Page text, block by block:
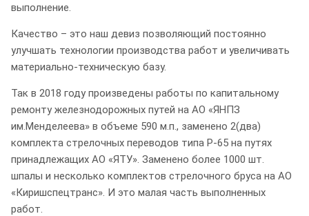
выполнение.
Качество – это наш девиз позволяющий постоянно
улучшать технологии производства работ и увеличивать
материально-техническую базу.
Так в 2018 году произведены работы по капитальному
ремонту железнодорожных путей на АО «ЯНПЗ
им.Менделеева» в объеме 590 м.п., заменено 2(два)
комплекта стрелочных переводов типа Р-65 на путях
принадлежащих АО «ЯТУ». Заменено более 1000 шт.
шпалы и несколько комплектов стрелочного бруса на АО
«Киришспецтранс». И это малая часть выполненных
работ.